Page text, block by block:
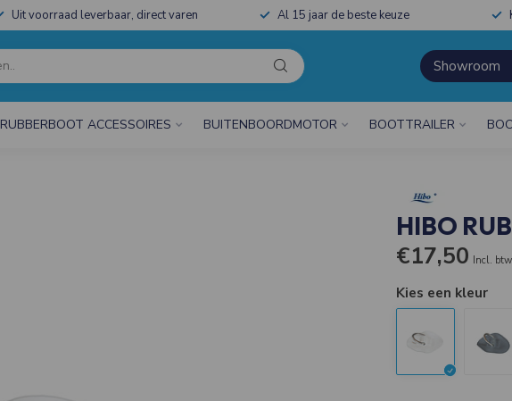
Uit voorraad leverbaar, direct varen Al 15 jaar de beste keuze
Showroom
RUBBERBOOT ACCESSOIRES BUITENBOORDMOTOR BOOTTRAILER
HIBO
€17,50 Incl. btw
Kies een kleur